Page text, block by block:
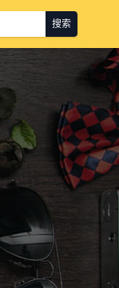
搜索